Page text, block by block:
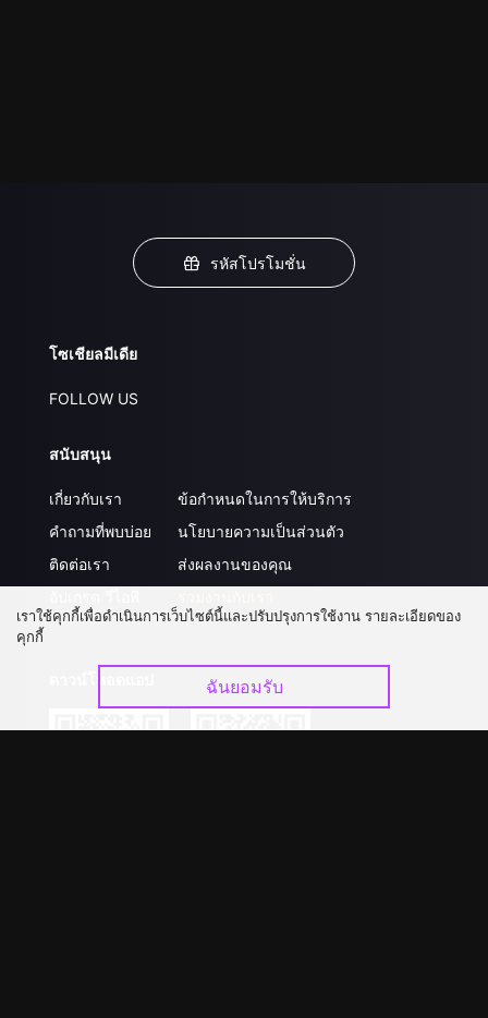
รหัสโปรโมชั่น
โซเชียลมีเดีย
FOLLOW US
สนับสนุน
เกี่ยวกับเรา
คำถามที่พบบ่อย
ติดต่อเรา
ข้อกำหนดในการให้บริการ
นโยบายความเป็นส่วนตัว
ส่งผลงานของคุณ
เราใช้คุกกี้เพื่อดำเนินการเว็บไซต์นี้และปรับปรุงการใช้งาน รายละเอียดของ
คุกกี้
ฉันยอมรับ